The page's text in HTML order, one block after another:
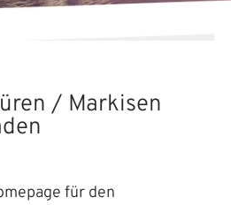
/ Markisen
für den